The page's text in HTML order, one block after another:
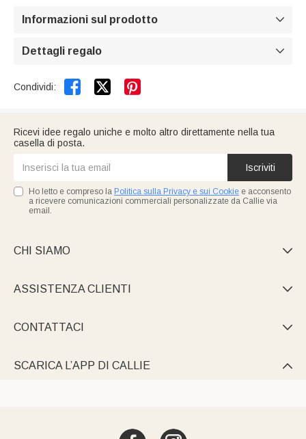
Informazioni sul prodotto 
Dettagli regalo 
Condividi:  
Ricevi idee regalo uniche e molto altro direttamente nella tua
casella di posta.
Iscriviti
Ho letto e compreso la Politica sulla Privacy e sui Cookie e acconsento
a ricevere comunicazioni commerciali personalizzate da Callie via
email.
CHI SIAMO 
ASSISTENZA CLIENTI 
CONTATTACI 
SCARICA L’APP DI CALLIE 